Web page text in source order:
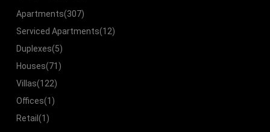
Apartments(307)
Serviced Apartments(12)
Duplexes(5)
Houses(71)
Villas(122)
Offices(1)
Retail (1)